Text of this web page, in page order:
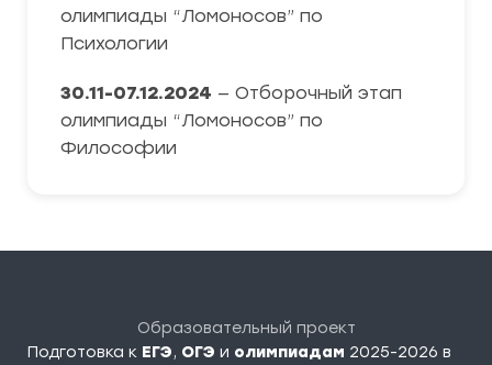
олимпиады “Ломоносов” по
Психологии
30.11-07.12.2024 — Отборочный этап
олимпиады “Ломоносов” по
Философии
Образовательный проект
Подготовка к ЕГЭ, ОГЭ и олимпиадам 2025-2026 в